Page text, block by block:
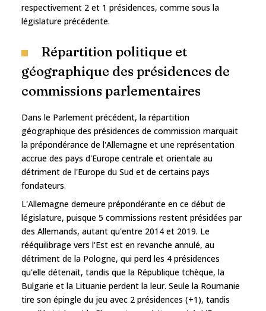
respectivement 2 et 1 présidences, comme sous la
législature précédente.
Répartition politique et
géographique des présidences de
commissions parlementaires
Dans le Parlement précédent, la répartition
géographique des présidences de commission marquait
la prépondérance de l'Allemagne et une représentation
accrue des pays d'Europe centrale et orientale au
détriment de l'Europe du Sud et de certains pays
fondateurs.
L'Allemagne demeure prépondérante en ce début de
législature, puisque 5 commissions restent présidées par
des Allemands, autant qu'entre 2014 et 2019. Le
rééquilibrage vers l'Est est en revanche annulé, au
détriment de la Pologne, qui perd les 4 présidences
qu'elle détenait, tandis que la République tchèque, la
Bulgarie et la Lituanie perdent la leur. Seule la Roumanie
tire son épingle du jeu avec 2 présidences (+1), tandis